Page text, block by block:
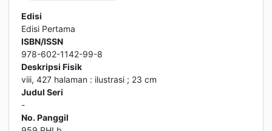
Edisi
Edisi Pertama
ISBN/ISSN
978-602-1142-99-8
Deskripsi Fisik
viii, 427 halaman : ilustrasi ; 23 cm
Judul Seri
-
No. Panggil